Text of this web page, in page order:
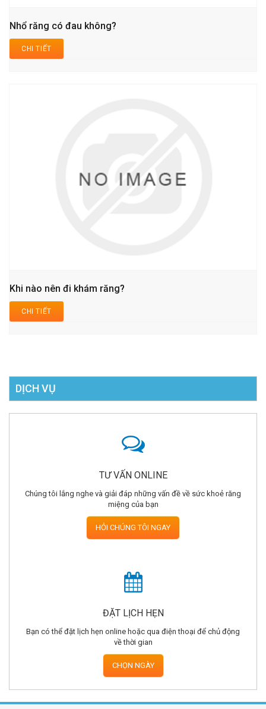
Nhổ răng có đau không?
CHI TIẾT
Khi nào nên đi khám răng?
CHI TIẾT
DỊCH VỤ
TƯ VẤN ONLINE
Chúng tôi lắng nghe và giải đáp những vấn đề về sức khoẻ răng
miệng của bạn
HỎI CHÚNG TÔI NGAY
ĐẶT LỊCH HẸN
Bạn có thể đặt lịch hẹn online hoặc qua điện thoại để chủ động
về thời gian
CHỌN NGÀY